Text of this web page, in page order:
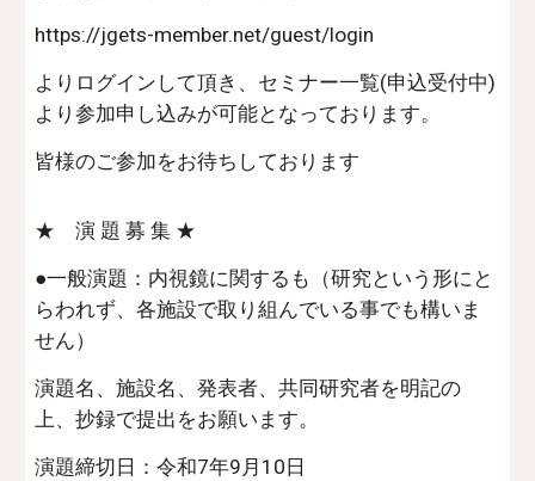
https://jgets-member.net/guest/login
よりログインして頂き、セミナー一覧(申込受付中)
より参加申し込みが可能となっております。
皆様のご参加をお待ちしております
★ 演 題 募 集 ★
●一般演題：内視鏡に関するも（研究という形にと
らわれず、各施設で取り組んでいる事でも構いま
せん）
演題名、施設名、発表者、共同研究者を明記の
上、抄録で提出をお願います。
演題締切日：令和7年9月10日